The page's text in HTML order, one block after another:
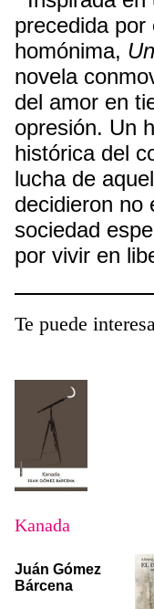
precedida
homónima,
novela
del amor en
opresión. Un
histórica del
lucha de
decidieron no
sociedad
por vivir en
Te puede
Kanada
Juán Gómez
Bárcena